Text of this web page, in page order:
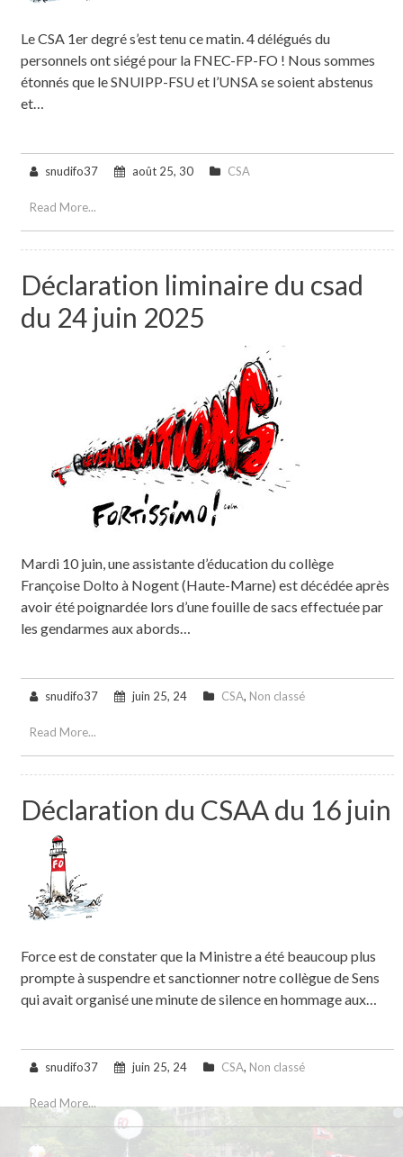
Le CSA 1er degré s’est tenu ce matin. 4 délégués du
personnels ont siégé pour la FNEC-FP-FO ! Nous sommes
étonnés que le SNUIPP-FSU et l’UNSA se soient abstenus
et…
snudifo37 août 25, 30 CSA
Read More...
Déclaration liminaire du csad
du 24 juin 2025
Mardi 10 juin, une assistante d’éducation du collège
Françoise Dolto à Nogent (Haute-Marne) est décédée après
avoir été poignardée lors d’une fouille de sacs effectuée par
les gendarmes aux abords…
snudifo37 juin 25, 24 CSA, Non classé
Read More...
Déclaration du CSAA du 16 juin
Force est de constater que la Ministre a été beaucoup plus
prompte à suspendre et sanctionner notre collègue de Sens
qui avait organisé une minute de silence en hommage aux…
snudifo37 juin 25, 24 CSA, Non classé
Read More...